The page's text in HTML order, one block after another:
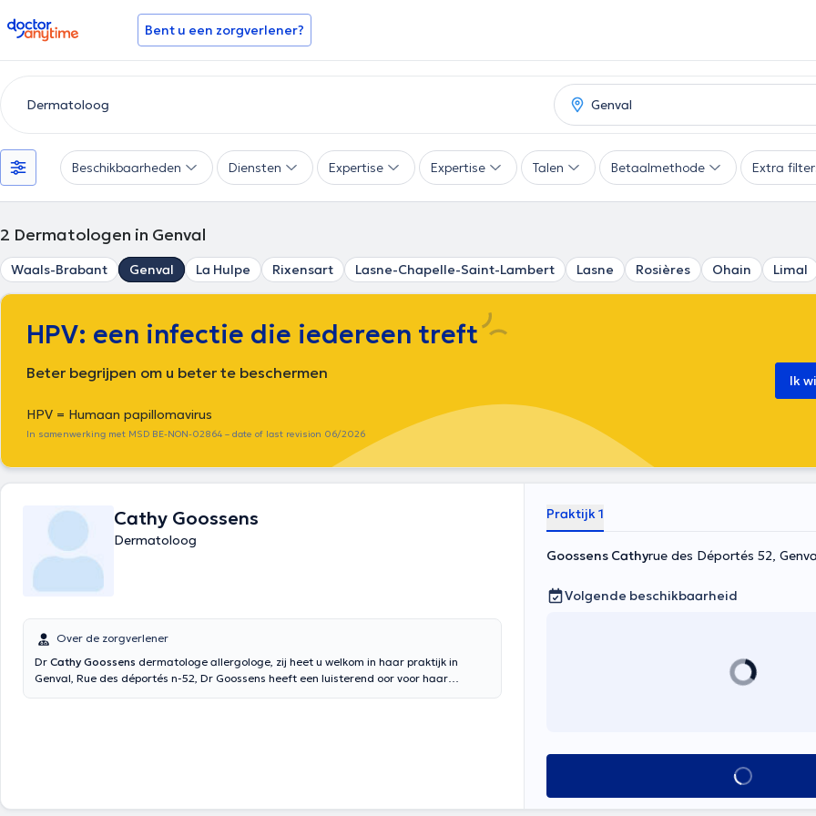
doctoranytime Bent u een zorgverlener?
Beschikbaarheden Diensten Expertise Expertise Talen Betaalmethode Extra
2 Dermatologen in Genval
Waals-Brabant Genval La Hulpe Rixensart Lasne-Chapelle-Saint-Lambert Lasne Rosières Ohain Limal
HPV: een infectie die iedereen treft
Beter begrijpen om u beter te beschermen
HPV = Humaan papillomavirus
In samenwerking met MSD BE-NON-02864 – date of last revision 06/2026
Ik
Cathy Goossens
Dermatoloog
Over de zorgverlener
Dr Cathy Goossens dermatologe allergologe, zij heet u welkom in haar praktijk in
Genval, Rue des déportés n-52, Dr Goossens heeft een luisterend oor voor haar
Praktijk 1
Goossens Cathyrue des Déportés 52,
Volgende beschikbaarheid
Alles zien